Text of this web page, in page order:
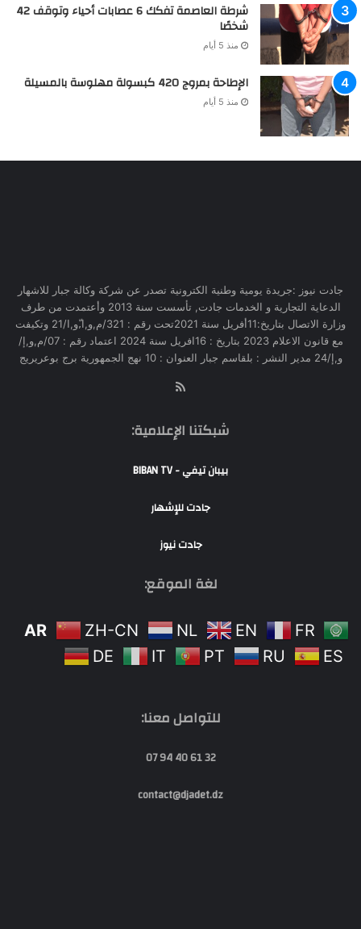
شرطة العاصمة تفكك 6 عصابات أحياء وتوقف 42
شخصًا
منذ 5 أيام
الإطاحة بمروج 420 كبسولة مهلوسة بالمسيلة
منذ 5 أيام
جادت نيوز :جريدة يومية وطنية الكترونية تصدر عن شركة وكالة جبار للاشهار
الدعاية التجارية و الخدمات جادت, تأسست سنة 2013 وأعتمدت من طرف
وزارة الاتصال بتاريخ:11أفريل سنة 2021تحت رقم : 321/م,و,ا,ّو,ا/21 وتكيفت
مع قانون الاعلام 2023 بتاريخ : 16افريل سنة 2024 اعتماد رقم : 07/م,و,إ/
و,إ/24 مدير النشر : بلقاسم جبار العنوان : 10 نهج الجمهورية برج بوعريريج
شبكتنا الإعلامية:
بيبان تيفي - BIBAN TV
جادت للإشهار
جادت نيوز
لغة الموقع:
AR ZH-CN NL EN
FR
DE
IT PT RU ES
للتواصل معنا:
32 61 40 94 07
contact@djadet.dz